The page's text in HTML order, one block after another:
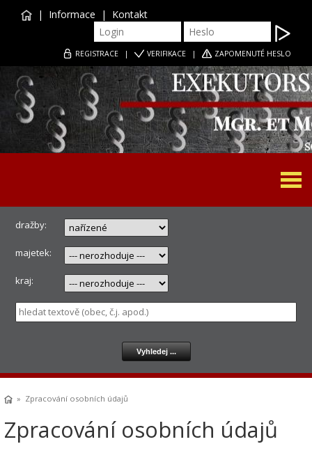
| Informace | Kontakt
REGISTRACE | VERIFIKACE | ZAPOMENUTÉ HESLO
dražby:
majetek:
kraj:
» Zpracování osobních údajů
Zpracování osobních údajů